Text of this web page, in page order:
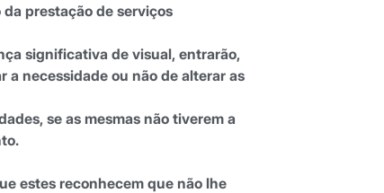
prestação de serviços
significativa de visual, entrarão,
a necessidade ou não de alterar as
se as mesmas não tiverem a
estes reconhecem que não lhe